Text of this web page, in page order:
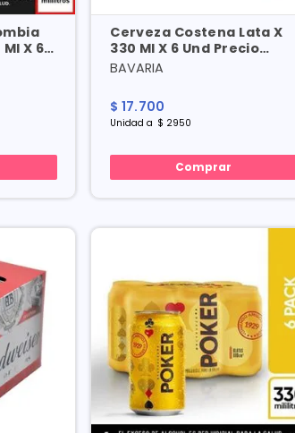
X 6
Cerveza Costena Lata X
330 Ml X 6 Und Precio
Especial
BAVARIA
$ 17.700
Unidad a $ 2950
Comprar